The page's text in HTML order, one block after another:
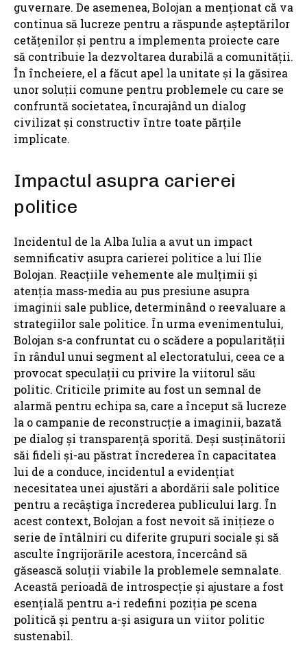
guvernare. De asemenea, Bolojan a menționat că va
continua să lucreze pentru a răspunde așteptărilor
cetățenilor și pentru a implementa proiecte care
să contribuie la dezvoltarea durabilă a comunității.
În încheiere, el a făcut apel la unitate și la găsirea
unor soluții comune pentru problemele cu care se
confruntă societatea, încurajând un dialog
civilizat și constructiv între toate părțile
implicate.
Impactul asupra carierei
politice
Incidentul de la Alba Iulia a avut un impact
semnificativ asupra carierei politice a lui Ilie
Bolojan. Reacțiile vehemente ale mulțimii și
atenția mass-media au pus presiune asupra
imaginii sale publice, determinând o reevaluare a
strategiilor sale politice. În urma evenimentului,
Bolojan s-a confruntat cu o scădere a popularității
în rândul unui segment al electoratului, ceea ce a
provocat speculații cu privire la viitorul său
politic. Criticile primite au fost un semnal de
alarmă pentru echipa sa, care a început să lucreze
la o campanie de reconstrucție a imaginii, bazată
pe dialog și transparență sporită. Deși susținătorii
săi fideli și-au păstrat încrederea în capacitatea
lui de a conduce, incidentul a evidențiat
necesitatea unei ajustări a abordării sale politice
pentru a recâștiga încrederea publicului larg. În
acest context, Bolojan a fost nevoit să inițieze o
serie de întâlniri cu diferite grupuri sociale și să
asculte îngrijorările acestora, încercând să
găsească soluții viabile la problemele semnalate.
Această perioadă de introspecție și ajustare a fost
esențială pentru a-i redefini poziția pe scena
politică și pentru a-și asigura un viitor politic
sustenabil.